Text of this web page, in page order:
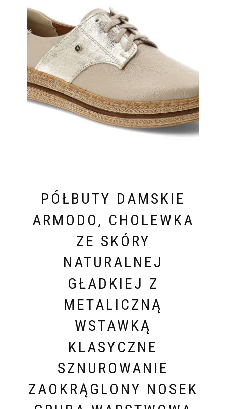
PÓŁBUTY DAMSKIE
ARMODO, CHOLEWKA
ZE SKÓRY
NATURALNEJ
GŁADKIEJ Z
METALICZNĄ
WSTAWKĄ
KLASYCZNE
SZNUROWANIE
ZAOKRĄGLONY NOSEK